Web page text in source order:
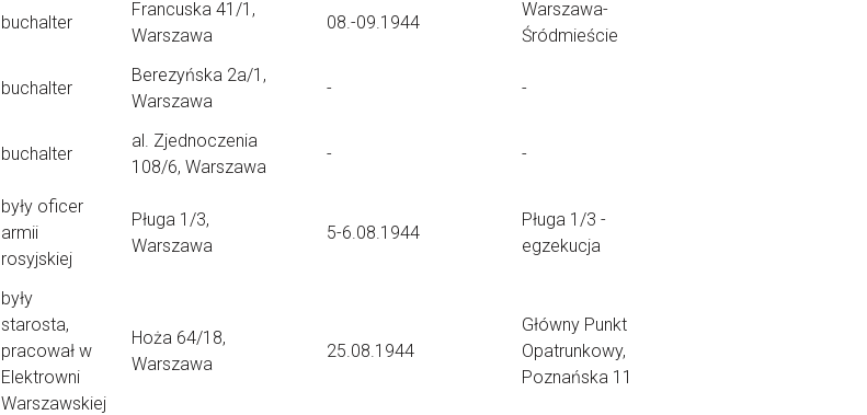
buchalter
Francuska 41/1,
Warszawa
08.-09.1944
Warszawa-
Śródmieście
buchalter
Berezyńska 2a/1,
Warszawa
- -
buchalter
al. Zjednoczenia
108/6, Warszawa
- -
były oficer
armii
rosyjskiej
Pługa 1/3,
Warszawa
5-6.08.1944
Pługa 1/3 -
egzekucja
były
starosta,
pracował w
Elektrowni
Warszawskiej
Hoża 64/18,
Warszawa
25.08.1944
Główny Punkt
Opatrunkowy,
Poznańska 11